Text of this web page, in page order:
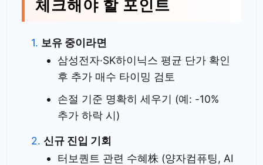
체크해야 할 포인트
보유 중이라면
삼성전자·SK하이닉스 평균 단가 확인
후 추가 매수 타이밍 검토
손절 기준 명확히 세우기 (예: -10%
추가 하락 시)
신규 진입 기회
터보퀀트 관련 수혜株 (양자컴퓨팅, AI